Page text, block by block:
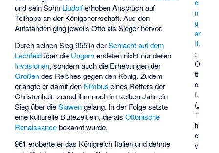
e
n
g
ar
II.
:
O
tt
o
I.
(„
T
h
e
v
und sein Sohn Liudolferhoben Anspruch auf
Teilhabe an der Königsherrschaft. Aus den
Aufständen ging jeweils Otto als Sieger hervor.
Durch seinen Sieg 955 in derSchlacht auf dem
Lechfeld über die Ungarnendeten nicht nur deren
Invasionen, sondern auch die Erhebungen der
Großendes Reiches gegen den König. Zudem
erlangte er damit den Nimbus eines Retters der
Christenheit, zumal ihm noch im selben Jahr ein
Sieg über dieSlawengelang. In der Folge setzte
eine kulturelle Blütezeit ein, die alsOttonische
Renaissancebekannt wurde.
961 eroberte er das Königreich Italien und dehnte